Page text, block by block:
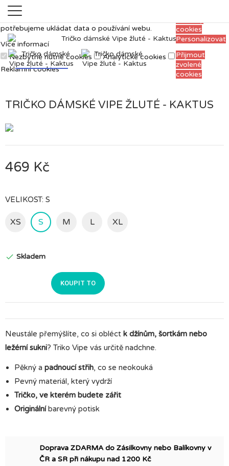
Měříme, ladíme a vylepšujeme, aby pro vás
prohlížení webu bylo co nejpříjemnější. Proto si
potřebujeme ukládat data o používání webu.
Více informací
cookies
Personalizovat
Nezbytně nutné cookies
Analytické cookies
Reklamní cookies
Přijmout
zvolené
cookies
TRIČKO DÁMSKÉ VIPE ŽLUTÉ - KAKTUS
469 Kč
VELIKOST: S
XS S M L XL
 Skladem
KOUPIT TO
Neustále přemýšlíte, co si obléct k džínům, šortkám nebo
ležérní sukni? Triko Vipe vás určitě nadchne.
Pěkný a padnoucí střih, co se neokouká
Pevný materiál, který vydrží
Tričko, ve kterém budete zářit
Originálníbarevný potisk
Doprava ZDARMA do Zásilkovny nebo Balíkovny v
ČR a SR při nákupu nad 1200 Kč